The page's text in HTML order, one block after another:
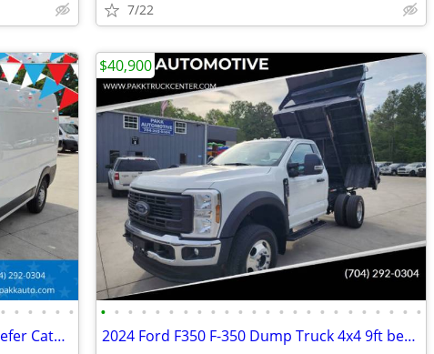
7/22
• • • • • •
2023 Ram ProMaster 2500 Cargo Reefer Catering Van Thermo King V320
• • • • • • • • • • • • • • • • • • • • • • • •
2024 Ford F350 F-350 Dump Truck 4x4 9ft bed 145" WB 7.3 v8 Gas Motor
$40,900